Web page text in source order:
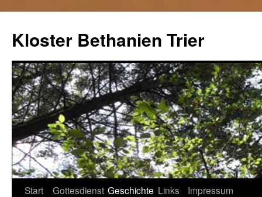
Kloster Bethanien Trier
Springe
Start Gottesdienst Geschichte Links Impressum